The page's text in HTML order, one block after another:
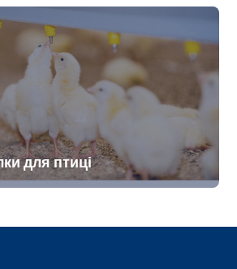
Новини
Про компанію
для птиці